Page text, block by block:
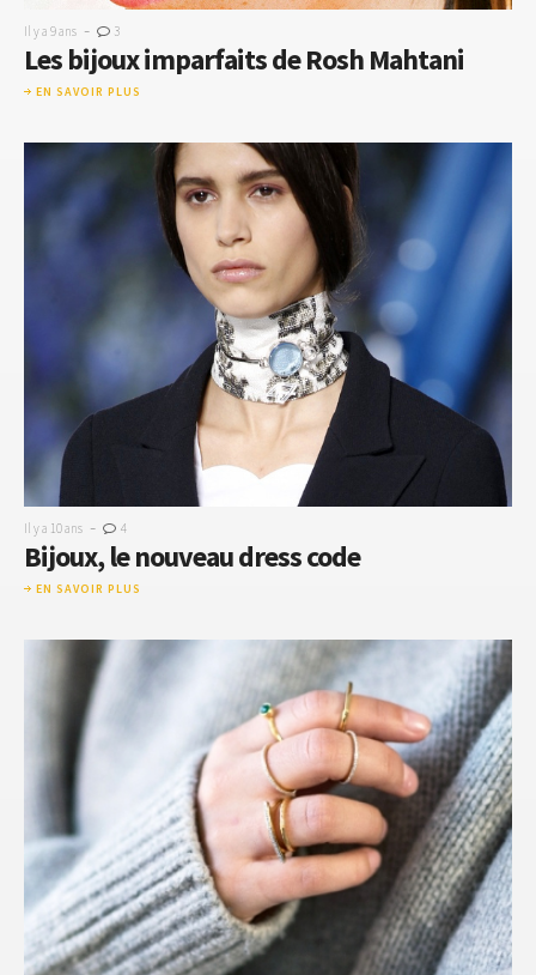
Il y a 9 ans - 3
Les bijoux imparfaits de Rosh Mahtani
EN SAVOIR PLUS
Il y a 10 ans - 4
Bijoux, le nouveau dress code
EN SAVOIR PLUS